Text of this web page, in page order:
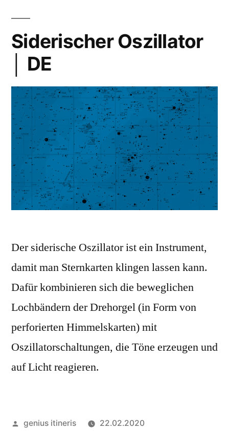
Siderischer Oszillator
│ DE
Der siderische Oszillator ist ein Instrument,
damit man Sternkarten klingen lassen kann.
Dafür kombinieren sich die beweglichen
Lochbändern der Drehorgel (in Form von
perforierten Himmelskarten) mit
Oszillatorschaltungen, die Töne erzeugen und
auf Licht reagieren.
Veröffentlicht
genius itineris
22.02.2020